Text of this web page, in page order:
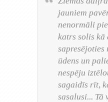
jauniem
nenormāli
katrs solis kā
sapresējoties
ūdens un
nespēju
sagaidīs rīt,
sasalusi...